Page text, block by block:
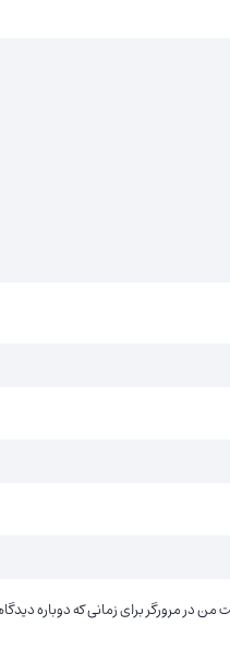
من در مرورگر برای زمانی که دوباره